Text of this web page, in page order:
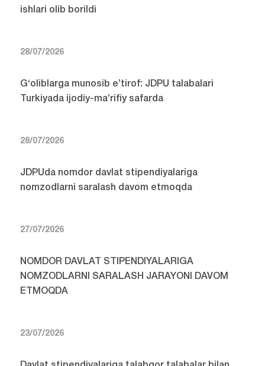
ishlari olib borildi
28/07/2026
G‘oliblarga munosib e’tirof: JDPU talabalari
Turkiyada ijodiy-ma’rifiy safarda
28/07/2026
JDPUda nomdor davlat stipendiyalariga
nomzodlarni saralash davom etmoqda
27/07/2026
NOMDOR DAVLAT STIPENDIYALARIGA
NOMZODLARNI SARALASH JARAYONI DAVOM
ETMOQDA
23/07/2026